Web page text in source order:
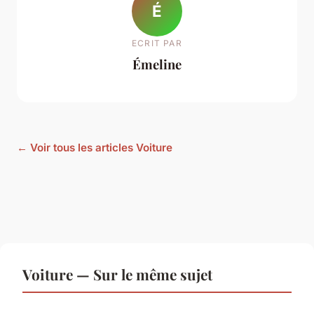
É
ECRIT PAR
Émeline
← Voir tous les articles Voiture
Voiture — Sur le même sujet